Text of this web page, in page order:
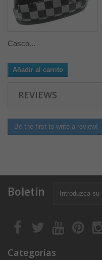
Casco...
Añadir al carrito
REVIEWS
Be the first to write a review!
Boletín
Categorías